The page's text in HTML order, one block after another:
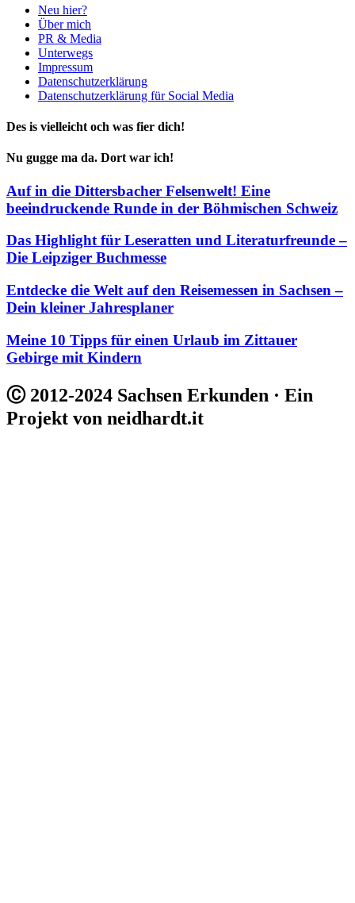
Neu hier?
Über mich
PR & Media
Unterwegs
Impressum
Datenschutzerklärung
Datenschutzerklärung für Social Media
Des is vielleicht och was fier dich!
Nu gugge ma da. Dort war ich!
Auf in die Dittersbacher Felsenwelt! Eine
beeindruckende Runde in der Böhmischen Schweiz
Das Highlight für Leseratten und Literaturfreunde –
Die Leipziger Buchmesse
Entdecke die Welt auf den Reisemessen in Sachsen –
Dein kleiner Jahresplaner
Meine 10 Tipps für einen Urlaub im Zittauer
Gebirge mit Kindern
Ⓒ 2012-2024 Sachsen Erkunden · Ein
Projekt von neidhardt.it